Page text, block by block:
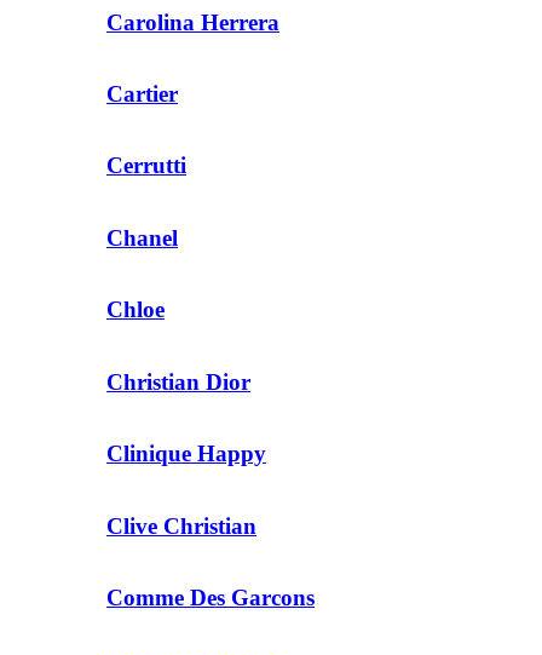
Carolina Herrera
Cartier
Cerrutti
Chanel
Chloe
Christian Dior
Clinique Happy
Clive Christian
Comme Des Garcons